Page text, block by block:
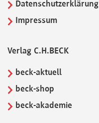
Datenschutzerklärung
Impressum
Verlag C.H.BECK
beck-aktuell
beck-shop
beck-akademie